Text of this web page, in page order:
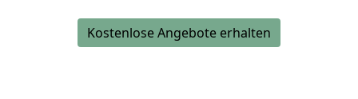
Kostenlose Angebote erhalten